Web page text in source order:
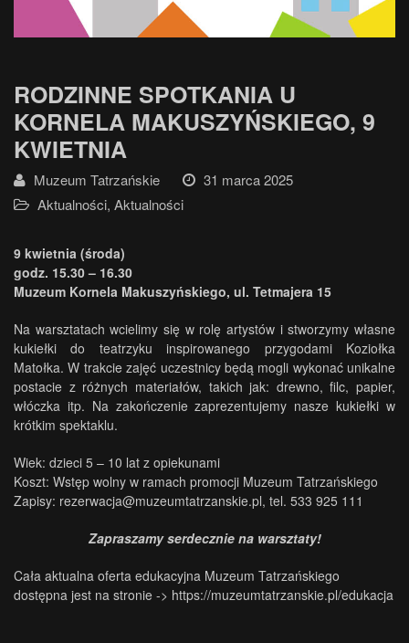
RODZINNE SPOTKANIA U
KORNELA MAKUSZYŃSKIEGO, 9
KWIETNIA
Muzeum Tatrzańskie
31 marca 2025
Aktualności, Aktualności
9 kwietnia (środa)
godz. 15.30 – 16.30
Muzeum Kornela Makuszyńskiego, ul. Tetmajera 15
Na warsztatach wcielimy się w rolę artystów i stworzymy własne
kukiełki do teatrzyku inspirowanego przygodami Koziołka
Matołka. W trakcie zajęć uczestnicy będą mogli wykonać unikalne
postacie z różnych materiałów, takich jak: drewno, filc, papier,
włóczka itp. Na zakończenie zaprezentujemy nasze kukiełki w
krótkim spektaklu.
Wiek: dzieci 5 – 10 lat z opiekunami
Koszt: Wstęp wolny w ramach promocji Muzeum Tatrzańskiego
Zapisy: rezerwacja@muzeumtatrzanskie.pl, tel. 533 925 111
Zapraszamy serdecznie na warsztaty!
Cała aktualna oferta edukacyjna Muzeum Tatrzańskiego
dostępna jest na stronie -> https://muzeumtatrzanskie.pl/edukacja